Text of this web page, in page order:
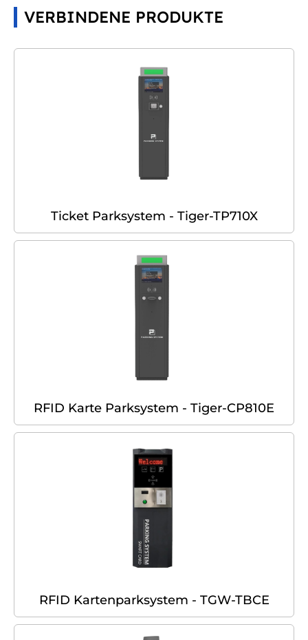
VERBINDENE PRODUKTE
Ticket Parksystem - Tiger-TP710X
RFID Karte Parksystem - Tiger-CP810E
RFID Kartenparksystem - TGW-TBCE